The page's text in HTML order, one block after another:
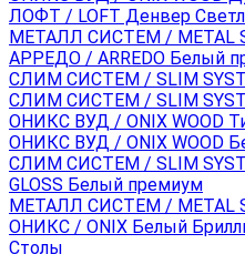
ЛОФТ / LOFT Денвер
МЕТАЛЛ СИСТЕМ / METAL
АРРЕДО / ARREDO Белый
СЛИМ СИСТЕМ / SLIM
СЛИМ СИСТЕМ / SLIM
ОНИКС ВУД / ONIX WOOD
ОНИКС ВУД / ONIX WOOD
СЛИМ СИСТЕМ / SLIM
GLOSS Белый премиум
МЕТАЛЛ СИСТЕМ / METAL
ОНИКС / ONIX Белый
Столы